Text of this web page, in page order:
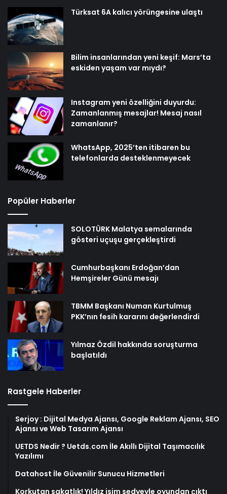
Türksat 6A kalıcı yörüngesine ulaştı
Bilim insanlarından yeni keşif: Mars’ta
eskiden yaşam var mıydı?
Instagram yeni özelliğini duyurdu:
Zamanlanmış mesajlar! Mesaj nasıl
zamanlanır?
WhatsApp, 2025’ten itibaren bu
telefonlarda desteklenmeyecek
Popüler Haberler
SOLOTÜRK Malatya semalarında
gösteri uçuşu gerçekleştirdi
Cumhurbaşkanı Erdoğan’dan
Hemşireler Günü mesajı
TBMM Başkanı Numan Kurtulmuş
PKK’nın fesih kararını değerlendirdi
Yılmaz Özdil hakkında soruşturma
başlatıldı
Rastgele Haberler
Serjoy : Dijital Medya Ajansı, Google Reklam Ajansı, SEO
Ajansı ve Web Tasarım Ajansı
UETDS Nedir ? Uetds.com İle Akıllı Dijital Taşımacılık
Yazılımı
Datahost İle Güvenilir Sunucu Hizmetleri
Korkutan sakatlık! Yıldız isim sedyeyle oyundan çıktı